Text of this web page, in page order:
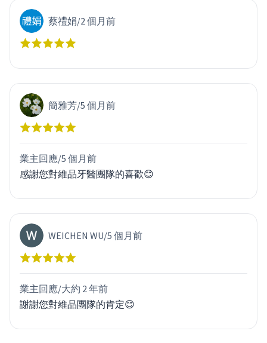
蔡禮娟/2 個月前
簡雅芳/5 個月前
業主回應/5 個月前
感謝您對維品牙醫團隊的喜歡😊
WEICHEN WU/5 個月前
業主回應/大約 2 年前
謝謝您對維品團隊的肯定😊